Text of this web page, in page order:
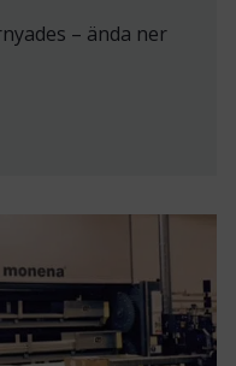
– ända ner